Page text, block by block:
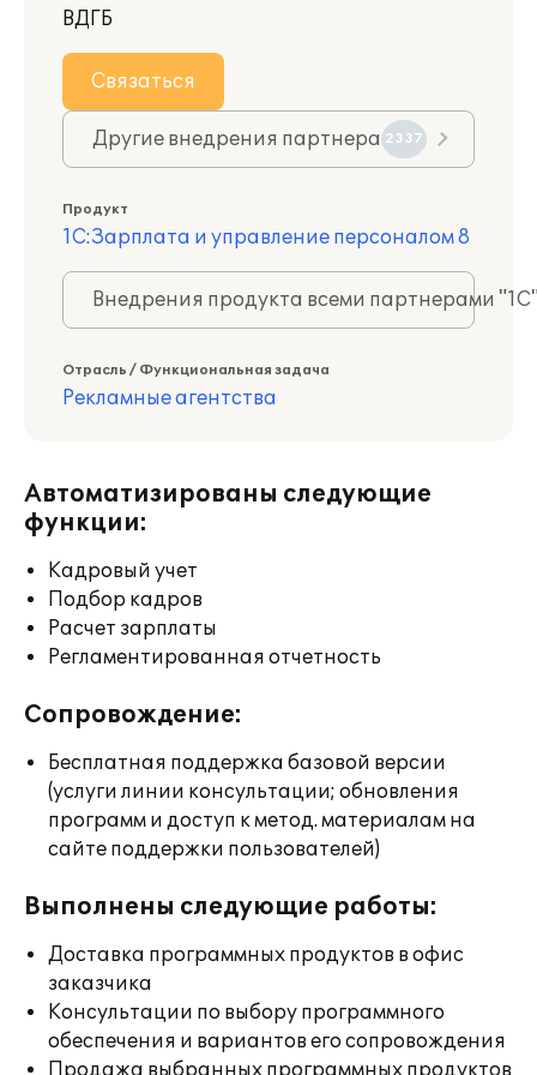
ВДГБ
Связаться
Другие внедрения партнера 2337
Продукт
1С:Зарплата и управление персоналом 8
Внедрения продукта всеми партнерами
Отрасль / Функциональная задача
Рекламные агентства
Автоматизированы следующие
функции:
Кадровый учет
Подбор кадров
Расчет зарплаты
Регламентированная отчетность
Сопровождение:
Бесплатная поддержка базовой версии
(услуги линии консультации; обновления
программ и доступ к метод. материалам на
сайте поддержки пользователей)
Выполнены следующие работы:
Доставка программных продуктов в офис
заказчика
Консультации по выбору программного
обеспечения и вариантов его сопровождения
Продажа выбранных программных продуктов